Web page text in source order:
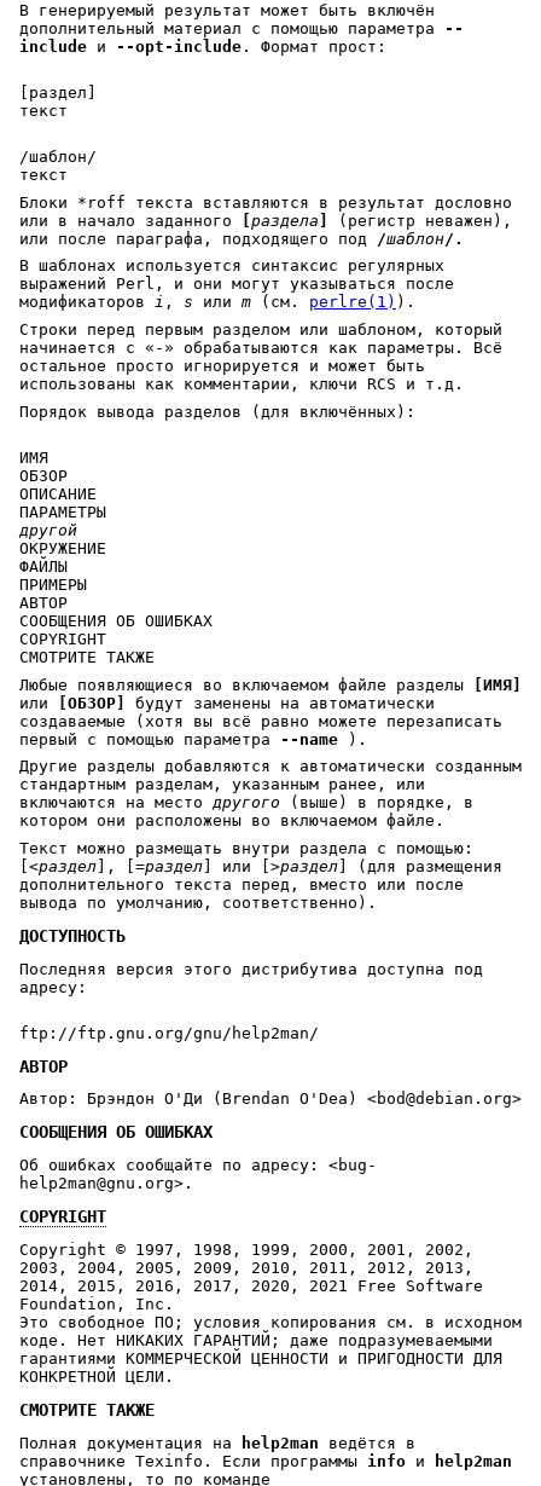
В генерируемый результат может быть включён
дополнительный материал с помощью параметра --
include и --opt-include . Формат прост:
[раздел]
текст
/шаблон/
текст
Блоки *roff текста вставляются в результат дословно
или в начало заданного
[раздела ]
(регистр неважен),
или после параграфа, подходящего под
/шаблон/.
В шаблонах используется синтаксис регулярных
выражений Perl, и они могут указываться после
модификаторов i , s или m (см. perlre(1) ).
Строки перед первым разделом или шаблоном, который
начинается с «-» обрабатываются как параметры. Всё
остальное просто игнорируется и может быть
использованы как комментарии, ключи RCS и т.д.
Порядок вывода разделов (для включённых):
ИМЯ
ОБЗОР
ОПИСАНИЕ
ПАРАМЕТРЫ
другой
ОКРУЖЕНИЕ
ФАЙЛЫ
ПРИМЕРЫ
АВТОР
СООБЩЕНИЯ ОБ ОШИБКАХ
COPYRIGHT
СМОТРИТЕ ТАКЖЕ
Любые появляющиеся во включаемом файле разделы
[ИМЯ]
или
[ОБЗОР]
будут заменены на автоматически
создаваемые (хотя вы всё равно можете перезаписать
первый с помощью параметра --name ).
Другие разделы добавляются к автоматически созданным
стандартным разделам, указанным ранее, или
включаются на место другого (выше) в порядке, в
котором они расположены во включаемом файле.
Текст можно размещать внутри раздела с помощью:
[<раздел ], [=раздел ] или [>раздел ] (для размещения
дополнительного текста перед, вместо или после
вывода по умолчанию, соответственно).
ДОСТУПНОСТЬ
Последняя версия этого дистрибутива доступна под
адресу:
ftp://ftp.gnu.org/gnu/help2man/
АВТОР
Автор: Брэндон О'Ди (Brendan O'Dea) <bod@debian.org>
СООБЩЕНИЯ ОБ ОШИБКАХ
Об ошибках сообщайте по адресу: <bug-
help2man@gnu.org>.
COPYRIGHT
Copyright © 1997, 1998, 1999, 2000, 2001, 2002,
2003, 2004, 2005, 2009, 2010, 2011, 2012, 2013,
2014, 2015, 2016, 2017, 2020, 2021 Free Software
Foundation, Inc.
Это свободное ПО; условия копирования см. в исходном
коде. Нет НИКАКИХ ГАРАНТИЙ; даже подразумеваемыми
гарантиями КОММЕРЧЕСКОЙ ЦЕННОСТИ и ПРИГОДНОСТИ ДЛЯ
КОНКРЕТНОЙ ЦЕЛИ.
СМОТРИТЕ ТАКЖЕ
Полная документация на help2man ведётся в
справочнике Texinfo. Если программы info и
help2man
установлены, то по команде